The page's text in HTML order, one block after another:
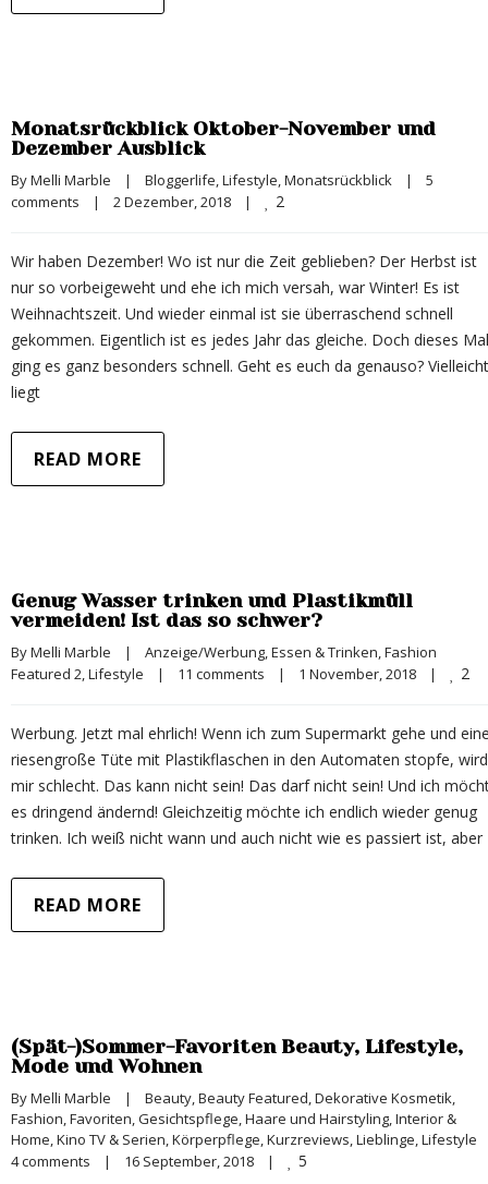
Monatsrückblick Oktober-November und
Dezember Ausblick
By Melli Marble | Bloggerlife, Lifestyle, Monatsrückblick |
5
comments
| 2 Dezember, 2018 | 2
Wir haben Dezember! Wo ist nur die Zeit geblieben? Der Herbst ist
nur so vorbeigeweht und ehe ich mich versah, war Winter! Es ist
Weihnachtszeit. Und wieder einmal ist sie überraschend schnell
gekommen. Eigentlich ist es jedes Jahr das gleiche. Doch dieses Mal
ging es ganz besonders schnell. Geht es euch da genauso? Vielleicht
liegt
READ MORE
Genug Wasser trinken und Plastikmüll
vermeiden! Ist das so schwer?
By Melli Marble | Anzeige/Werbung, Essen & Trinken, Fashion
Featured 2, Lifestyle | 11 comments | 1 November, 2018 | 2
Werbung. Jetzt mal ehrlich! Wenn ich zum Supermarkt gehe und
riesengroße Tüte mit Plastikflaschen in den Automaten stopfe, wird
mir schlecht. Das kann nicht sein! Das darf nicht sein! Und ich
es dringend ändernd! Gleichzeitig möchte ich endlich wieder genug
trinken. Ich weiß nicht wann und auch nicht wie es passiert ist, aber
READ MORE
(Spät-)Sommer-Favoriten Beauty, Lifestyle,
Mode und Wohnen
By Melli Marble | Beauty, Beauty Featured, Dekorative Kosmetik
Fashion, Favoriten, Gesichtspflege, Haare und Hairstyling, Interior &
Home, Kino TV & Serien, Körperpflege, Kurzreviews, Lieblinge, Lifestyle
4 comments
| 16 September, 2018 | 5